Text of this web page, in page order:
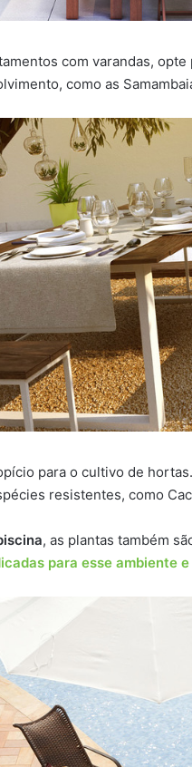
com varandas,
como as
para o cultivo de
resistentes, como
, as plantas também
para esse ambiente